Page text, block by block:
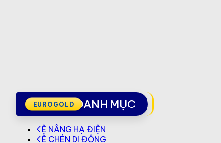
DANH MỤC
KỆ NÂNG HẠ ĐIỆN
KỆ CHÉN DI ĐỘNG